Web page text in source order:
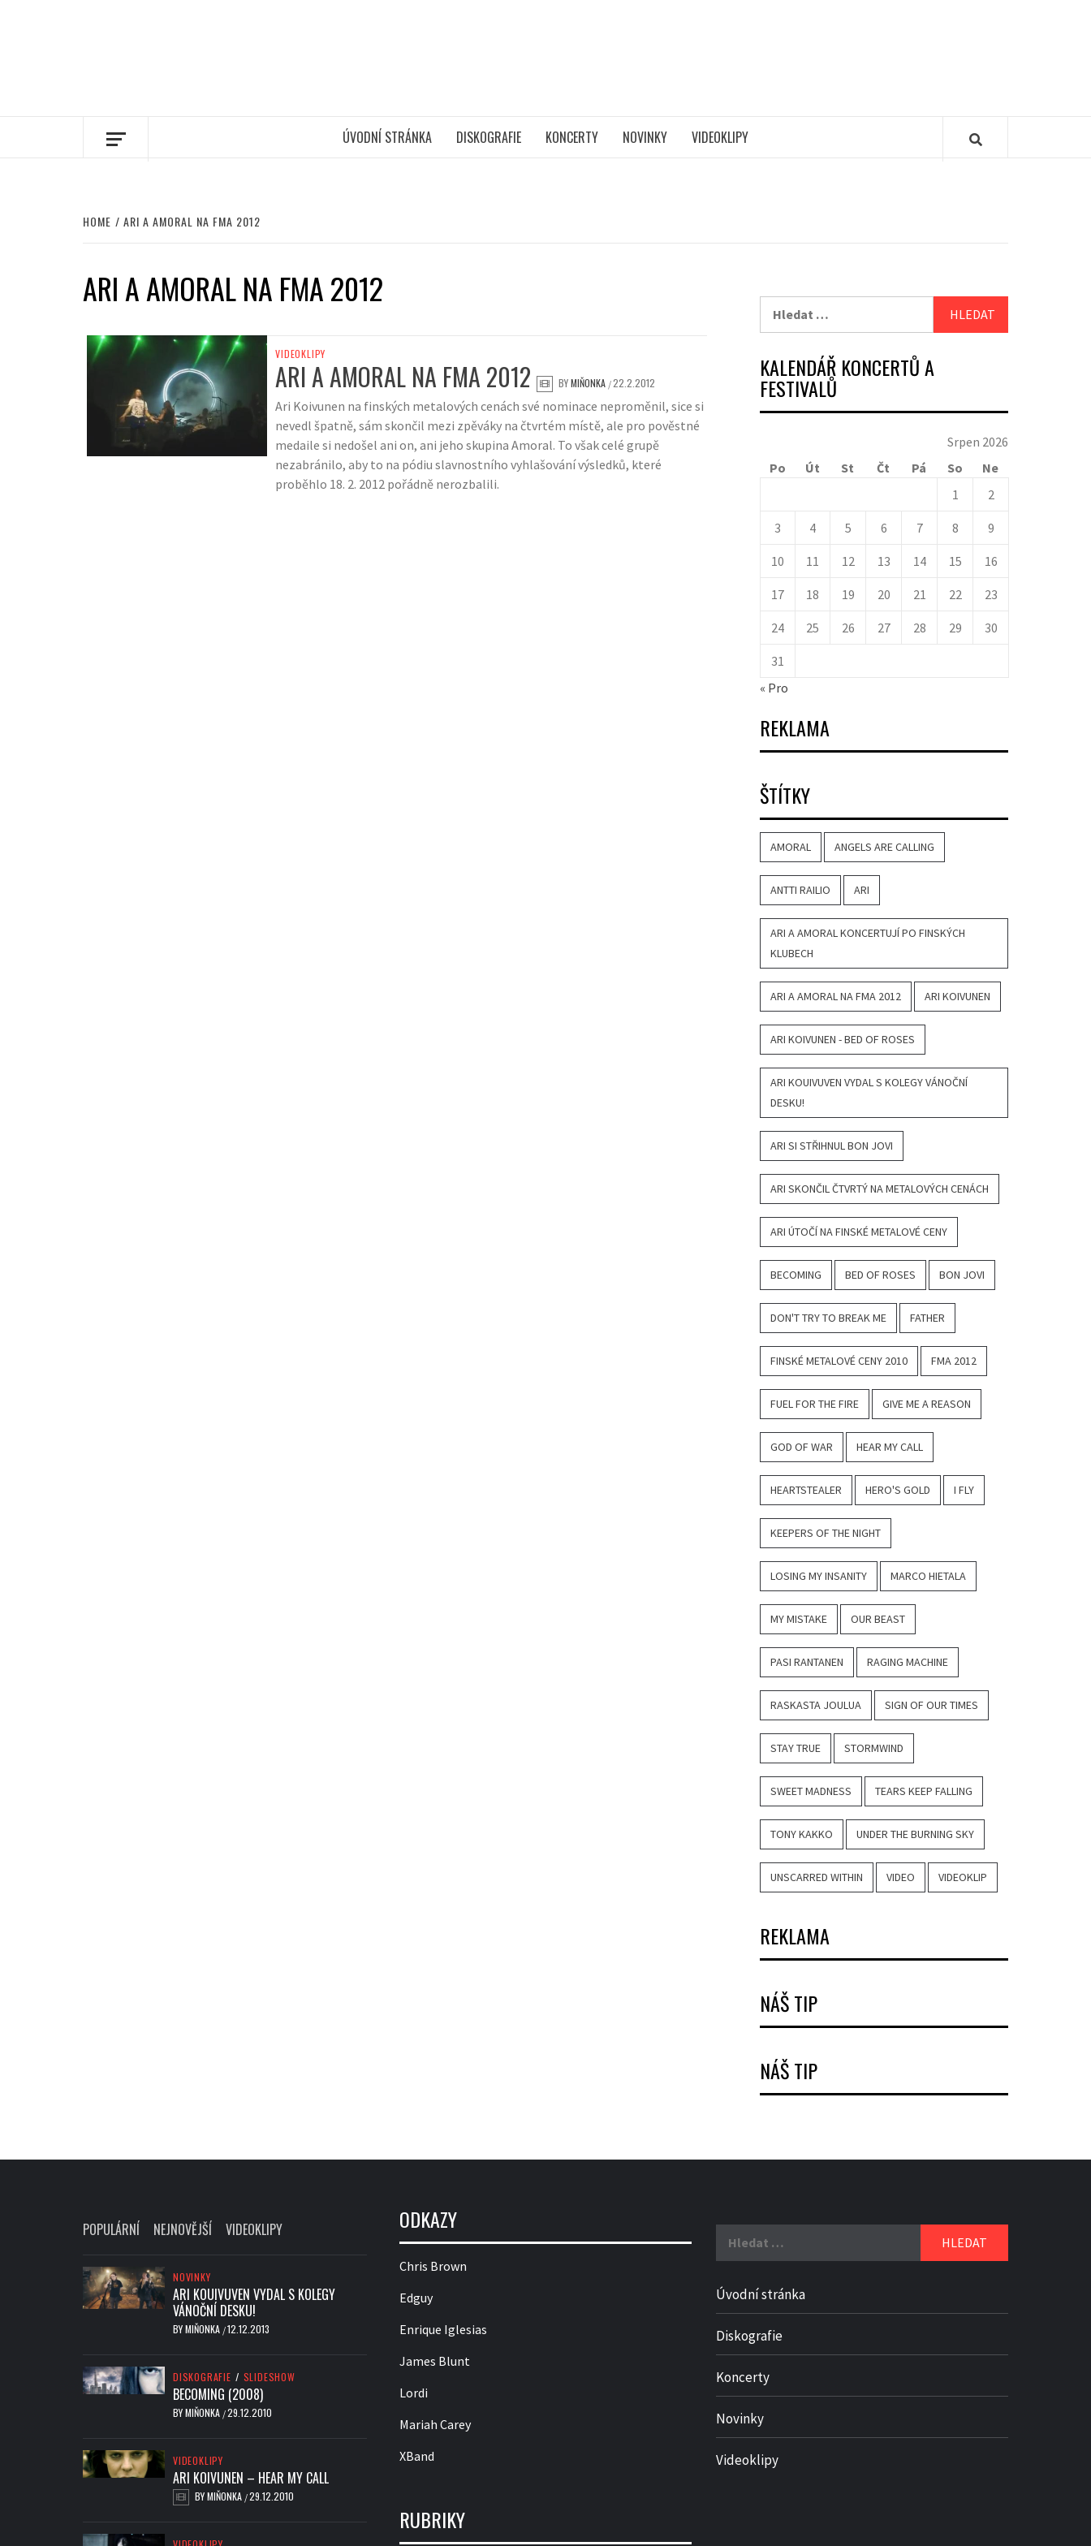
ÚVODNÍ STRÁNKA DISKOGRAFIE KONCERTY NOVINKY VIDEOKLIPY
HOME ARI A AMORAL NA FMA 2012
ARI A AMORAL NA FMA 2012
VIDEOKLIPY
ARI A AMORAL NA FMA 2012 BYMIŇONKA /22.2.2012
Ari Koivunen na finských metalových cenách své nominace neproměnil, sice si
nevedl špatně, sám skončil mezi zpěváky na čtvrtém místě, ale pro pověstné
medaile si nedošel ani on, ani jeho skupina Amoral. To však celé grupě
nezabránilo, aby to na pódiu slavnostního vyhlašování výsledků, které
proběhlo 18. 2. 2012 pořádně nerozbalili.
KALENDÁŘ KONCERTŮ A
FESTIVALŮ
Srpen 2026
Po
Út St Čt Pá So
Ne
1
2
3 4 5 6 7 8 9
10 11 12 13 14 15 16
17 18 19 20 21 22 23
24 25 26 27 28 29 30
31
« Pro
REKLAMA
ŠTÍTKY
AMORAL ANGELS ARE CALLING
ANTTI RAILIO ARI
ARI A AMORAL KONCERTUJÍ PO FINSKÝCH
KLUBECH
ARI A AMORAL NA FMA 2012 ARI KOIVUNEN
ARI KOIVUNEN - BED OF ROSES
ARI KOUIVUVEN VYDAL S KOLEGY VÁNOČNÍ
DESKU!
ARI SI STŘIHNUL BON JOVI
ARI SKONČIL ČTVRTÝ NA METALOVÝCH CENÁCH
ARI ÚTOČÍ NA FINSKÉ METALOVÉ CENY
BECOMING BED OF ROSES BON JOVI
DON'T TRY TO BREAK ME FATHER
FINSKÉ METALOVÉ CENY 2010 FMA 2012
FUEL FOR THE FIRE GIVE ME A REASON
GOD OF WAR HEAR MY CALL
HEARTSTEALER HERO'S GOLD I FLY
KEEPERS OF THE NIGHT
LOSING MY INSANITY MARCO HIETALA
MY MISTAKE OUR BEAST
PASI RANTANEN RAGING MACHINE
RASKASTA JOULUA SIGN OF OUR TIMES
STAY TRUE STORMWIND
SWEET MADNESS TEARS KEEP FALLING
TONY KAKKO UNDER THE BURNING SKY
UNSCARRED WITHIN VIDEO VIDEOKLIP
REKLAMA
NÁŠ TIP
NÁŠ TIP
POPULÁRNÍ NEJNOVĚJŠÍ VIDEOKLIPY
NOVINKY
ARI KOUIVUVEN VYDAL S KOLEGY
VÁNOČNÍ DESKU!
BYMIŇONKA /12.12.2013
DISKOGRAFIE / SLIDESHOW
BECOMING (2008)
BYMIŇONKA /29.12.2010
VIDEOKLIPY
ARI KOIVUNEN – HEAR MY CALL
BYMIŇONKA /29.12.2010
ODKAZY
Chris Brown
Edguy
Enrique Iglesias
James Blunt
Lordi
Mariah Carey
XBand
RUBRIKY
Úvodní stránka
Diskografie
Koncerty
Novinky
Videoklipy